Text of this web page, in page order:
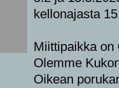
kellonajasta
Miittipaikka on
Olemme
Oikean